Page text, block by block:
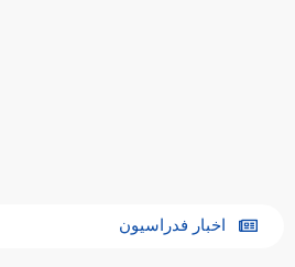
اخبار فدراسیون